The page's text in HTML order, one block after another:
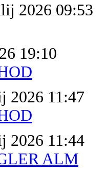
2026 09:53
19:10
2026 11:47
2026 11:44
ALM